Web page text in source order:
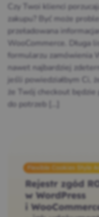
Czy Twoi klienci
zakupu? Być może
przeładowana
WooCommerce. Długa
formularzu zamówienia
nawet najbardziej
jeśli powiedziałbym Ci,
że Twój checkout
do potrzeb […]